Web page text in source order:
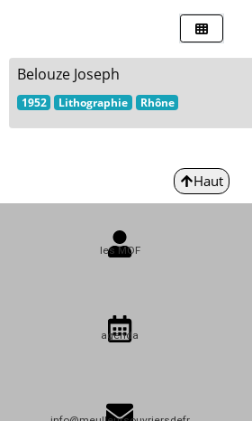
Belouze Joseph
1952 Lithographie Rhône
Haut
les MOF
agenda